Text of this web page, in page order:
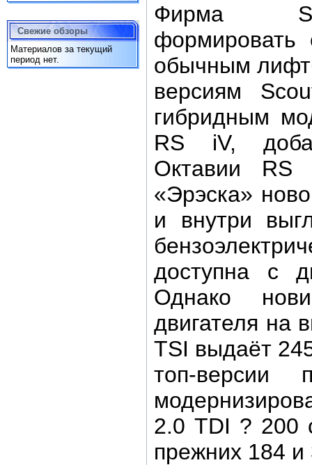
Свежие обзоры
Материалов за текущий
период нет.
Фирма
формировать
обычным
версиям
гибридным
RS iV,
Октавии RS
«Эрэска»
и внутри
доступна с
Однако
двигателя на
TSI выдаёт
топ-версии
2.0 TDI ? 200
прежних 184 и